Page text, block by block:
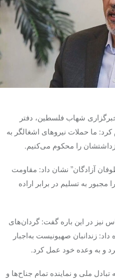
شهاب فلسطین، دفتر
ما حملات نیروهای اشغالگر به
را محکوم می‌کنیم.
آزادگان” نشان داد: مقاومت
به تسلیم در برابر اراده
نیز در این باره گفت: گردان‌های
زندانبان صهیونیست به‌اجبار
و به وعده خود عمل کرد.
ملی و نماینده تمام جناح‌ها و